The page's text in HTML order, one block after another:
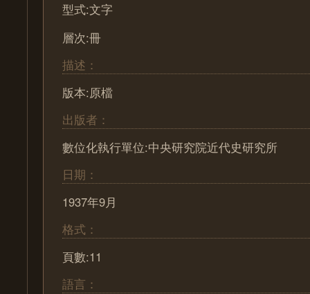
型式:文字
層次:冊
描述：
版本:原檔
出版者：
數位化執行單位:中央研究院近代史研究所
日期：
1937年9月
格式：
頁數:11
語言：